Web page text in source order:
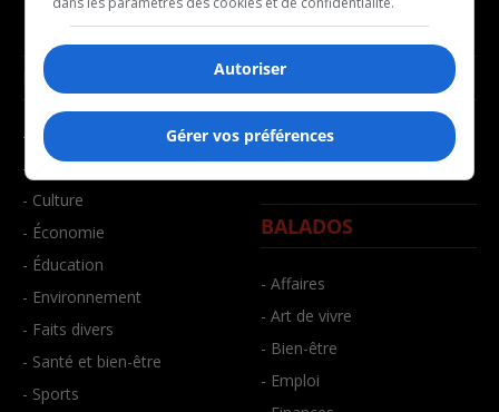
NOUVELLES
- Affaires municipales
- Communauté / Social
- Culture
- Économie
- Éducation
- Environnement
- Faits divers
- Santé et bien-être
- Sports
MUSIQUE
- Décompte franco
- Joué récemment
BALADOS
- Affaires
- Art de vivre
- Bien-être
- Emploi
Autoriser
Gérer vos préférences